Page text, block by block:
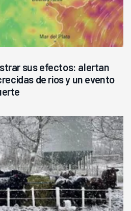
sus efectos: alertan
de ríos y un evento